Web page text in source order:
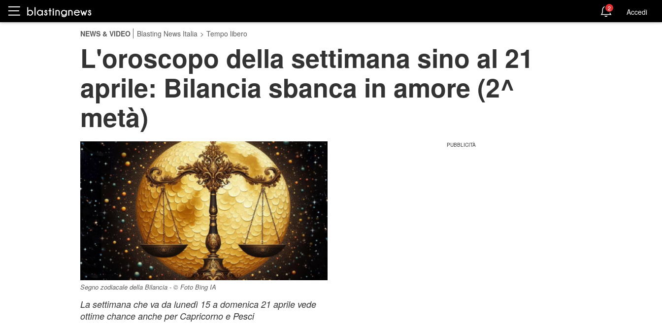
2 Accedi
NEWS & VIDEO Blasting News Italia > Tempo libero
L'oroscopo della settimana sino al 21
aprile: Bilancia sbanca in amore (2^
metà)
Segno zodiacale della Bilancia - © Foto Bing IA
La settimana che va da lunedì 15 a domenica 21 aprile vede
ottime chance anche per Capricorno e Pesci